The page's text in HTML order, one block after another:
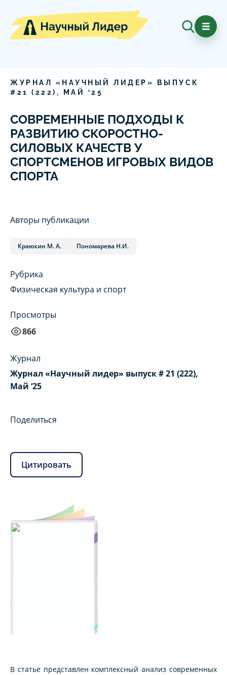
ЖУРНАЛ «НАУЧНЫЙ ЛИДЕР» ВЫПУСК
# 21 ( 222), МАЙ ‘25
СОВРЕМЕННЫЕ ПОДХОДЫ К
РАЗВИТИЮ СКОРОСТНО-
СИЛОВЫХ КАЧЕСТВ У
СПОРТСМЕНОВ ИГРОВЫХ ВИДОВ
СПОРТА
Авторы публикации
Краюхин М. А. Пономарева Н.И.
Рубрика
Физическая культура и спорт
Просмотры
866
Журнал
Журнал «Научный лидер» выпуск # 21 (222),
Май ‘25
Поделиться
Цитировать
В статье представлен комплексный анализ современных